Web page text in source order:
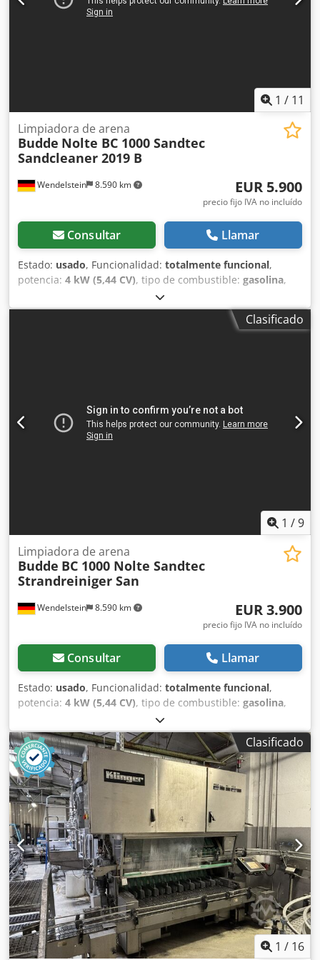
Avance eje Z: 30000 mm/min Portaherramientas: 50
ISO/BT/MK Potencia del husillo: 50 kW Velocidad: 4500 rpm
1 / 11
Wendelstein 8.590 km
Limpiadora de arena
Budde Nolte BC 1000 Sandtec
Sandcleaner 2019 B
EUR 5.900
precio fijo IVA no incluído
Consultar Llamar
Estado: usado, Funcionalidad: totalmente funcional,
potencia: 4 kW (5,44 CV), tipo de combustible: gasolina,
, peso operativo:
95, Año de fabricación:2019, Limpiadora de playas: + Nolte
Sandtec Budde + BC 1000 / Delfino + Motor propio + Honda
2.500 m²/hora + Año de fabricación: 2019 Reciba por
correo electrónico información sobre todos los vehículos
nuevos que incorporemos: ¡suscríbase a nuestro boletín!
Clasificado
1 /9
Wendelstein 8.590 km
Limpiadora de arena
Budde BC 1000 Nolte Sandtec
Strandreiniger San
EUR 3.900
precio fijo IVA no incluído
Consultar Llamar
Estado: usado, Funcionalidad: totalmente funcional,
potencia: 4 kW (5,44 CV), tipo de combustible: gasolina,
, peso operativo:
95, Año de fabricación:1997, Limpiadora de playas: + Nolte
Sandtec Budde + BC 1000 / Delfino + Propulsión propia +
Motor Honda GX160 (5,5 CV) Dedozn R Irepfx Adqeck +
Tamiz vibratorio + Contenedor de recogida + Interruptor
de seguridad + Profundidad de limpieza ajustable (0-12
cm) + Ancho de trabajo: 75 cm + Peso: 180 kg +
Dimensiones de la máquina: 86 cm x 158 cm x 87 cm +
Rendimiento teórico: 2.500 m²/hora + Año de fabricación:
1997 Reciba por correo electrónico todos los vehículos
nuevos que se incorporen – ¡suscríbase a nuestro boletín!
Salvo errores y omisiones, venta sujeta a disponibilidad.
Clasificado
1 / 16